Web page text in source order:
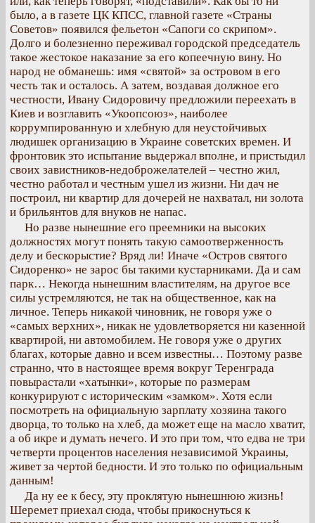
было, а в газете ЦК КПСС, главной газете «Страны
Советов» появился фельетон «Сапоги со скрипом».
Долго и болезненно переживал городской председатель
такое жестокое наказание за его копеечную вину. Но
народ не обманешь: имя «святой» за островом в его
честь так и осталось. А затем, воздавая должное его
честности, Ивану Сидоровичу предложили переехать в
Киев и возглавить «Укоопсоюз», наиболее
коррумпированную и хлебную для неустойчивых
людишек организацию в Украине советских времен. И
фронтовик это испытание выдержал вполне, и пристыдил
своих завистников-недоброжелателей – честно жил,
честно работал и честным ушел из жизни. Ни дач не
построил, ни квартир для дочерей не нахватал, ни золота
и брильянтов для внуков не напас.
Но разве нынешние его преемники на высоких
должностях могут понять такую самоотверженность
делу и бескорыстие? Вряд ли! Иначе «Остров святого
Сидоренко» не зарос бы такими кустарниками. Да и сам
парк… Некогда нынешним властителям, на другое все
силы устремляются, не так на общественное, как на
личное. Теперь никакой чиновник, не говоря уже о
«самых верхних», никак не удовлетворяется ни казенной
квартирой, ни автомобилем. Не говоря уже о других
благах, которые давно и всем известны… Поэтому разве
странно, что в настоящее время вокруг Теренграда
повырастали «хатынки», которые по размерам
конкурируют с историческим «замком». Хотя если
посмотреть на официальную зарплату хозяина такого
дворца, то только на хлеб, да может еще на масло хватит,
а об икре и думать нечего. И это при том, что едва не три
четверти процентов населения независимой Украины,
живет за чертой бедности. И это только по официальным
данным!
Да ну ее к бесу, эту проклятую нынешнюю жизнь!
Шеремет приехал сюда, чтобы прикоснуться к